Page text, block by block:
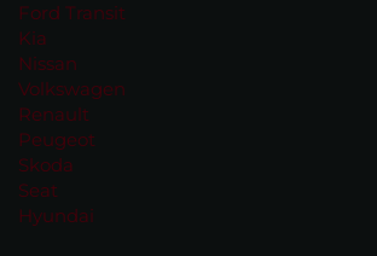
Ford Transit
Kia
Nissan
Volkswagen
Renault
Peugeot
Skoda
Seat
Hyundai